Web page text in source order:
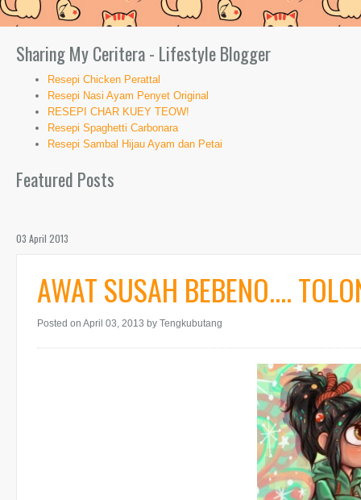
Sharing My Ceritera - Lifestyle Blogger
Resepi Chicken Perattal
Resepi Nasi Ayam Penyet Original
RESEPI CHAR KUEY TEOW!
Resepi Spaghetti Carbonara
Resepi Sambal Hijau Ayam dan Petai
Featured Posts
03 April 2013
AWAT SUSAH BEBENO....
Posted on April 03, 2013 by Tengkubutang